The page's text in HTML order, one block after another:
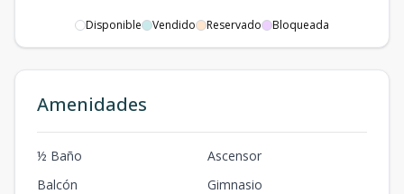
Disponible Vendido Reservado Bloqueada
Amenidades
½ Baño
Ascensor
Balcón
Gimnasio